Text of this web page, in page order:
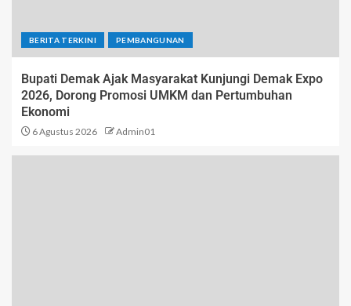
BERITA TERKINI PEMBANGUNAN
Bupati Demak Ajak Masyarakat Kunjungi Demak Expo
2026, Dorong Promosi UMKM dan Pertumbuhan
Ekonomi
6 Agustus 2026 Admin01